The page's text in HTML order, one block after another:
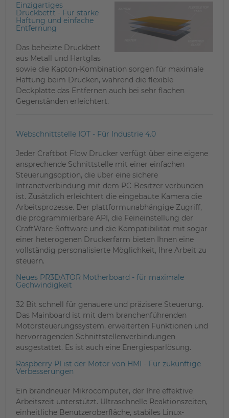
Einzigartiges
Druckbettt - Für starke
Haftung und einfache
Entfernung
Das beheizte Druckbett
aus Metall und Hartglas
sowie die Kapton-Kombination sorgen für maximale
Haftung beim Drucken, während die flexible
Deckplatte das Entfernen auch bei sehr flachen
Gegenständen erleichtert.
Webschnittstelle IOT - Für Industrie 4.0
Jeder Craftbot Flow Drucker verfügt über eine eigene
ansprechende Schnittstelle mit einer einfachen
Steuerungsoption, die über eine sichere
Intranetverbindung mit dem PC-Besitzer verbunden
ist. Zusätzlich erleichtert die eingebaute Kamera die
Arbeitsprozesse. Der plattformunabhängige Zugriff,
die programmierbare API, die Feineinstellung der
CraftWare-Software und die Kompatibilität mit sogar
einer heterogenen Druckerfarm bieten Ihnen eine
vollständig personalisierte Möglichkeit, Ihre Arbeit zu
steuern.
Neues PR3DATOR Motherboard - für maximale
Gechwindigkeit
32 Bit schnell für genauere und präzisere Steuerung.
Das Mainboard ist mit dem branchenführenden
Motorsteuerungssystem, erweiterten Funktionen und
hervorragenden Schnittstellenverbindungen
ausgestattet. Es ist auch eine Energiesparlösung.
Raspberry PI ist der Motor von HMI - Für zukünftige
Verbesserungen
Ein brandneuer Mikrocomputer, der Ihre effektive
Arbeitszeit unterstützt. Ultraschnelle Reaktionszeiten,
einheitliche Benutzeroberfläche, stabiles Linux-